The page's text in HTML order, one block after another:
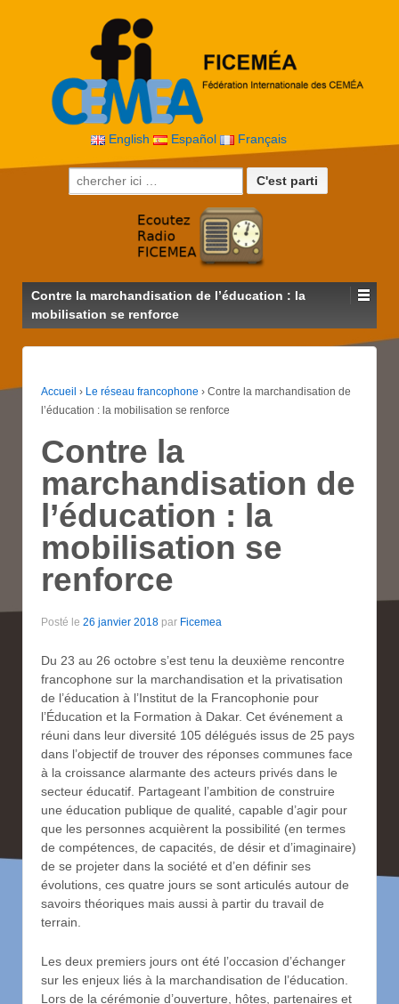
English Español Français
Recherche pour:
Contre la marchandisation de l’éducation : la
mobilisation se renforce
Accueil › Le réseau francophone › Contre la marchandisation de
l’éducation : la mobilisation se renforce
Contre la
marchandisation de
l’éducation : la
mobilisation se
renforce
Posté le 26 janvier 2018 par Ficemea
Du 23 au 26 octobre s’est tenu la deuxième rencontre
francophone sur la marchandisation et la privatisation
de l’éducation à l’Institut de la Francophonie pour
l’Éducation et la Formation à Dakar. Cet événement a
réuni dans leur diversité 105 délégués issus de 25 pays
dans l’objectif de trouver des réponses communes face
à la croissance alarmante des acteurs privés dans le
secteur éducatif. Partageant l’ambition de construire
une éducation publique de qualité, capable d’agir pour
que les personnes acquièrent la possibilité (en termes
de compétences, de capacités, de désir et d’imaginaire)
de se projeter dans la société et d’en définir ses
évolutions, ces quatre jours se sont articulés autour de
savoirs théoriques mais aussi à partir du travail de
terrain.
Les deux premiers jours ont été l’occasion d’échanger
sur les enjeux liés à la marchandisation de l’éducation.
Lors de la cérémonie d’ouverture, hôtes, partenaires et